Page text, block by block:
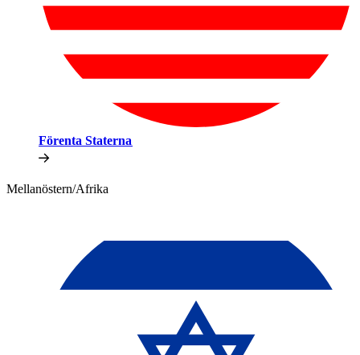
Förenta Staterna​​
Mellanöstern/Afrika​​